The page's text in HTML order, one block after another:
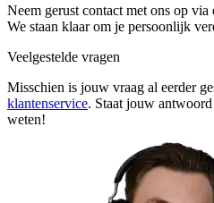
Neem gerust contact met ons op
We staan klaar om je persoonlijk
Veelgestelde vragen
Misschien is jouw vraag al eerder
klantenservice. Staat jouw
weten!